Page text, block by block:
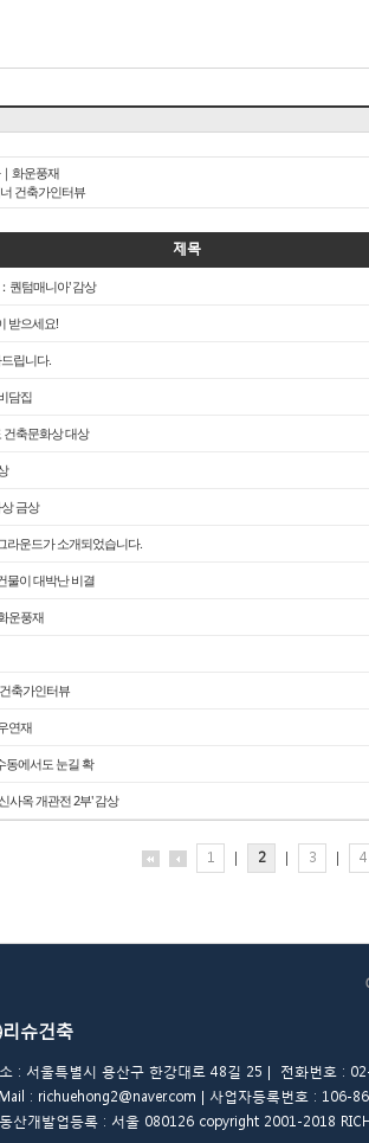
화운풍재
건축가인터뷰
제목
퀀텀매니아' 감상
받으세요!
립니다.
담집
건축문화상 대상
금상
라운드가 소개되었습니다.
물이 대박난 비결
운풍재
축가인터뷰
연재
동에서도 눈길 확
사옥 개관전 2부' 감상
1 | 2 | 3 | 4
슈건축
: 서울특별시 용산구 한강대로 48길 25 | 전화번호 :
: richuehong2@naver.com | 사업자등록번호 : 106-
산개발업등록 : 서울 080126 copyright 2001-2018